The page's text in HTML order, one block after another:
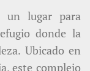
un lugar para
donde la
Ubicado en
este complejo